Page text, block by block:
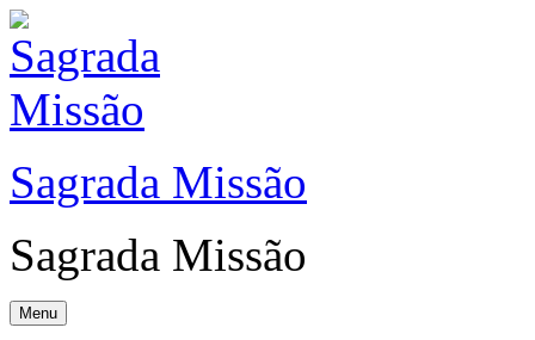
Sagrada Missão
Sagrada Missão
Menu